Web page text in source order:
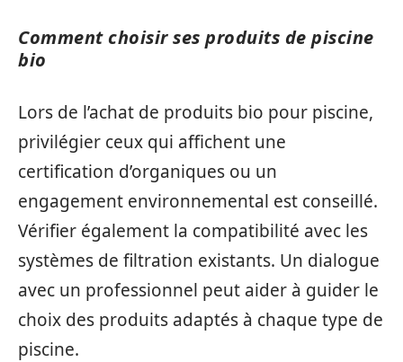
Comment choisir ses produits de piscine
bio
Lors de l’achat de produits bio pour piscine,
privilégier ceux qui affichent une
certification d’organiques ou un
engagement environnemental est conseillé.
Vérifier également la compatibilité avec les
systèmes de filtration existants. Un dialogue
avec un professionnel peut aider à guider le
choix des produits adaptés à chaque type de
piscine.